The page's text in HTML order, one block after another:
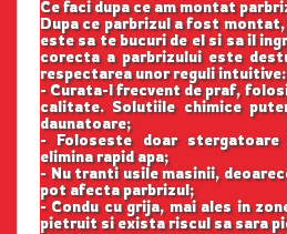
Ce faci dupa ce am montat
Dupa ce parbrizul a fost
este sa te bucuri de el si sa il
corecta a parbrizului este
respectarea unor reguli intuitive:
- Curata-l frecvent de praf,
calitate. Solutiile chimice
daunatoare;
- Foloseste doar
elimina rapid apa;
- Nu tranti usile masinii,
pot afecta parbrizul;
- Condu cu grija, mai ales in
pietruit si exista riscul sa sara